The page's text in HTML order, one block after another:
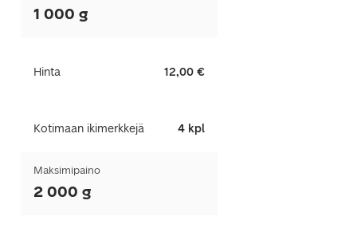
1 000 g
Hinta 12,00 €
Kotimaan ikimerkkejä 4 kpl
Maksimipaino
2 000 g